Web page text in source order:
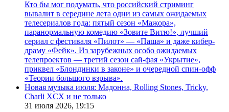
Кто бы мог подумать, что российский стриминг
вывалит в середине лета одни из самых ожидаемых
телесериалов года: пятый сезон «Мажора»,
паранормальную комедию «Зовите Витю!», лучший
сериал с фестиваля «Пилот» — «Паша» и даже кибер-
драму «Фейк». Из зарубежных особо ожидаемых
телепроектов — третий сезон сай-фая «Укрытие»,
приквел «Блондинки в законе» и очередной спин-офф
«Теории большого взрыва».
Новая музыка июля: Мадонна, Rolling Stones, Tricky,
Charli XCX и не только
31 июля 2026, 19:15